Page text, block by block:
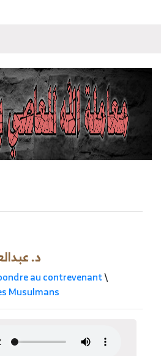
د.
au contrevenant\
Musulmans